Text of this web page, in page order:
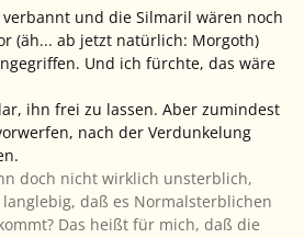
und die Silmaril wären noch
(äh... ab jetzt natürlich: Morgoth)
Und ich fürchte, das wäre
ihn frei zu lassen. Aber zumindest
nach der Verdunkelung
doch nicht wirklich unsterblich,
daß es Normalsterblichen
Das heißt für mich, daß die